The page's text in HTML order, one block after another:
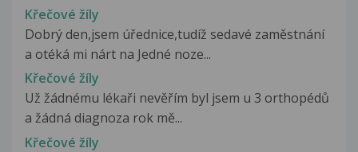
Křečové žíly
Dobrý den,jsem úřednice,tudíž sedavé zaměstnání
a otéká mi nárt na Jedné noze...
Křečové žíly
Už žádnému lékaři nevěřím byl jsem u 3 orthopédů
a žádná diagnoza rok mě...
Křečové žíly